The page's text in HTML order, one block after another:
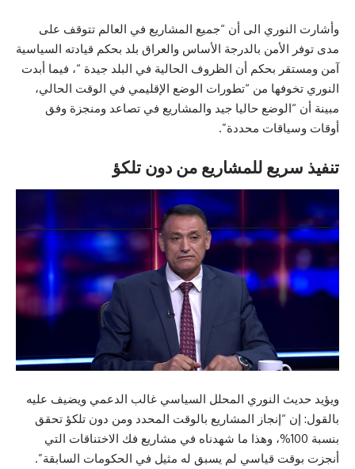
وأشارت النوري الى أن “جميع المشاريع في العالم تتوقف على
مدى توفر الأمن بالدرجة الأساس والعراق بلد بحكم قيادته السياسية
آمن ومستقر بحكم أن الظروف الحالية في البلد جيدة “، فيما أبدت
النوري تخوفها من “تطورات الوضع الإقليمي في الوقت الحالي،
مبينة أن “الوضع حاليا جيد والمشاريع في تصاعد ومنجزة وفق
أوقات وسياقات محددة”.
تنفيذ سريع للمشاريع من دون تلكؤ
ويؤيد حديث النوري المحلل السياسي غالب الدعمي ويضيف عليه
بالقول: إن “إنجاز المشاريع بالوقت المحدد ومن دون تلكؤ تحقق
بنسبة 100%، وهذا ما شهدناه في مشاريع فك الاختناقات التي
أنجزت بوقت قياسي لم يسبق له مثيل في الحكومات السابقة”.